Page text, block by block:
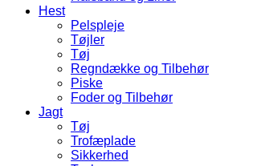
Hest
Pelspleje
Tøjler
Tøj
Regndække og Tilbehør
Piske
Foder og Tilbehør
Jagt
Tøj
Trofæplade
Sikkerhed